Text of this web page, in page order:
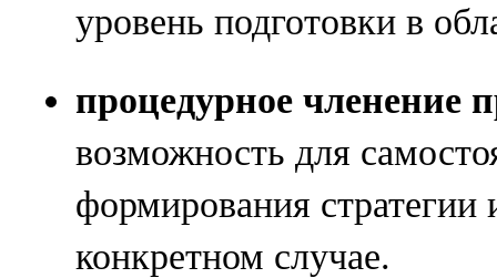
уровень подготовки в
процедурное членение
возможность для
формирования стратегии
конкретном случае.